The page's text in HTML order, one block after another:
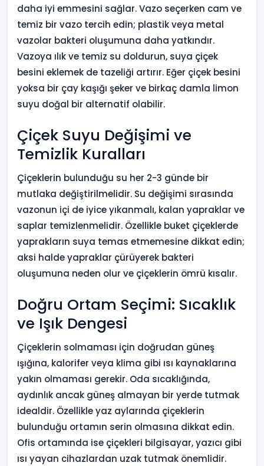
daha iyi emmesini sağlar. Vazo seçerken cam ve
temiz bir vazo tercih edin; plastik veya metal
vazolar bakteri oluşumuna daha yatkındır.
Vazoya ılık ve temiz su doldurun, suya çiçek
besini eklemek de tazeliği artırır. Eğer çiçek besini
yoksa bir çay kaşığı şeker ve birkaç damla limon
suyu doğal bir alternatif olabilir.
Çiçek Suyu Değişimi ve
Temizlik Kuralları
Çiçeklerin bulunduğu su her 2-3 günde bir
mutlaka değiştirilmelidir. Su değişimi sırasında
vazonun içi de iyice yıkanmalı, kalan yapraklar ve
saplar temizlenmelidir. Özellikle buket çiçeklerde
yaprakların suya temas etmemesine dikkat edin;
aksi halde yapraklar çürüyerek bakteri
oluşumuna neden olur ve çiçeklerin ömrü kısalır.
Doğru Ortam Seçimi: Sıcaklık
ve Işık Dengesi
Çiçeklerin solmaması için doğrudan güneş
ışığına, kalorifer veya klima gibi ısı kaynaklarına
yakın olmaması gerekir. Oda sıcaklığında,
aydınlık ancak güneş almayan bir yerde tutmak
idealdir. Özellikle yaz aylarında çiçeklerin
bulunduğu ortamın serin olmasına dikkat edin.
Ofis ortamında ise çiçekleri bilgisayar, yazıcı gibi
ısı yayan cihazlardan uzak tutmak önemlidir.